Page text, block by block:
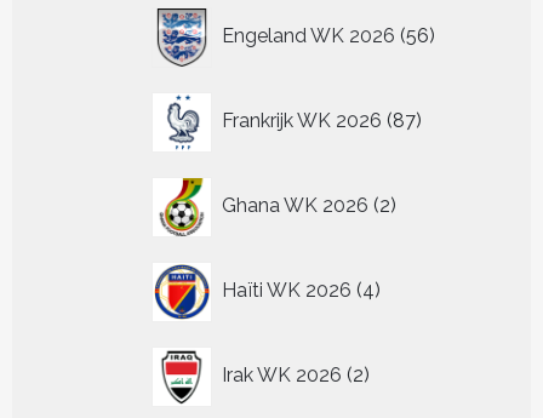
Engeland WK 2026 56
producten
Frankrijk WK 2026 87
producten
Ghana WK 2026 2
producten
Haïti WK 2026 4
producten
Irak WK 2026 2
producten